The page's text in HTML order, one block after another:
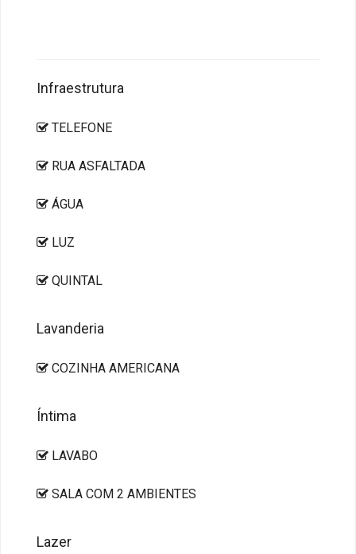
Infraestrutura
TELEFONE
RUA ASFALTADA
ÁGUA
LUZ
QUINTAL
Lavanderia
COZINHA AMERICANA
Íntima
LAVABO
SALA COM 2 AMBIENTES
Lazer